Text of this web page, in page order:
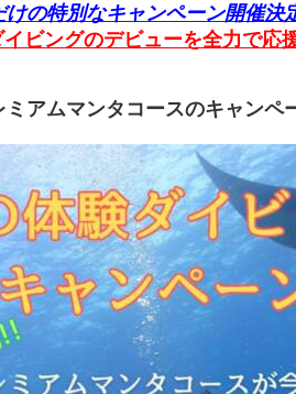
けの特別なキャンペーン開催決
ビングのデビューを全力で応
ミアムマンタコースのキャンペ